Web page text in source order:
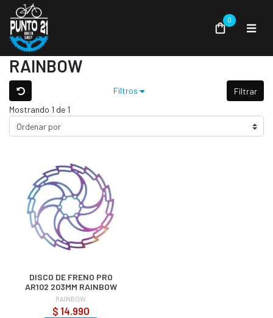
0
RAINBOW
Filtros
Filtrar
Mostrando 1 de 1
DISCO DE FRENO PRO
AR102 203MM RAINBOW
RAINBOW
$ 14.990